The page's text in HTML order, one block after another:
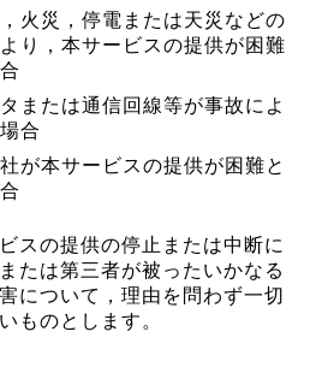
火災，停電または天災などの
り，本サービスの提供が困難
または通信回線等が事故によ
合
が本サービスの提供が困難と
スの提供の停止または中断に
たは第三者が被ったいかなる
について，理由を問わず一切
ものとします。